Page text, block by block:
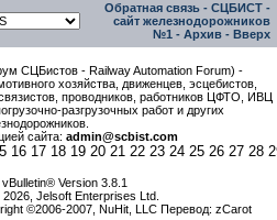
Обратная связь - СЦБИСТ -
сайт железнодорожников
№1 - Архив - Вверх
СЦБистов - Railway Automation Forum) -
хозяйства, движенцев, эсцебистов,
проводников, работников ЦФТО, ИВЦ
разгрузочных работ и других
сайта: admin@scbist.com
16 17 18 19 20 21 22 23 24 25 26 27 28
Version 3.8.1
Jelsoft Enterprises Ltd.
©2006-2007, NuHit, LLC Перевод: zCarot